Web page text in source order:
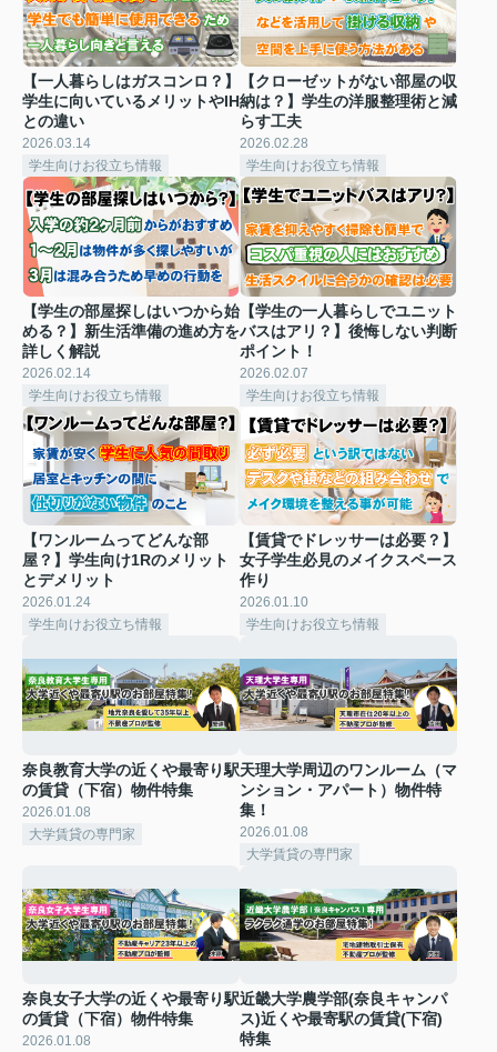
【一人暮らしはガスコンロ？】
学生に向いているメリットやIH
との違い
2026.03.14
学生向けお役立ち情報
【クローゼットがない部屋の収
納は？】学生の洋服整理術と減
らす工夫
2026.02.28
学生向けお役立ち情報
【学生の部屋探しはいつから始
める？】新生活準備の進め方を
詳しく解説
2026.02.14
学生向けお役立ち情報
【学生の一人暮らしでユニット
バスはアリ？】後悔しない判断
ポイント！
2026.02.07
学生向けお役立ち情報
【ワンルームってどんな部
屋？】学生向け1Rのメリット
とデメリット
2026.01.24
学生向けお役立ち情報
【賃貸でドレッサーは必要？】
女子学生必見のメイクスペース
作り
2026.01.10
学生向けお役立ち情報
奈良教育大学の近くや最寄り駅
の賃貸（下宿）物件特集
2026.01.08
大学賃貸の専門家
天理大学周辺のワンルーム（マ
ンション・アパート）物件特
集！
2026.01.08
大学賃貸の専門家
奈良女子大学の近くや最寄り駅
の賃貸（下宿）物件特集
2026.01.08
近畿大学農学部(奈良キャンパ
ス)近くや最寄駅の賃貸(下宿)
特集